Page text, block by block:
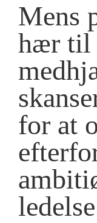
Mens
hær til
for at